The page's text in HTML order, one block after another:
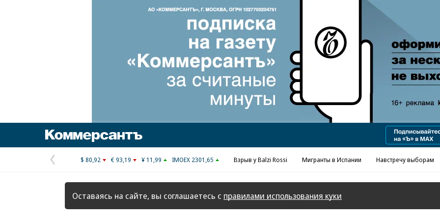
Реклама в «Ъ» www.kommersant.ru/ad
Предыдущая
страница
$ 80,92 € 93,19 ¥ 11,99 IMOEX 2301,65 Взрыв у Balzi Rossi Мигранты в Испании Навстречу выборам
Оставаясь на сайте, вы соглашаетесь с правилами использования куки